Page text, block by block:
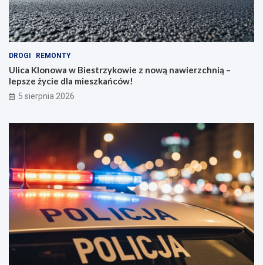
DROGI REMONTY
Ulica Klonowa w Biestrzykowie z nową nawierzchnią –
lepsze życie dla mieszkańców!
5 sierpnia 2026